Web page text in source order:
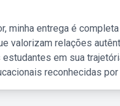
minha entrega é
valorizam relações
em sua
reconhecidas